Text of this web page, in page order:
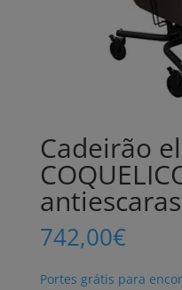
Cadeirão
antiescaras
742,00€
Portes grátis para